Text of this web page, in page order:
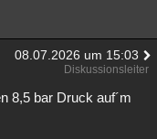
08.07.2026 um 15:03
Diskussionsleiter
8,5 bar Druck auf´m